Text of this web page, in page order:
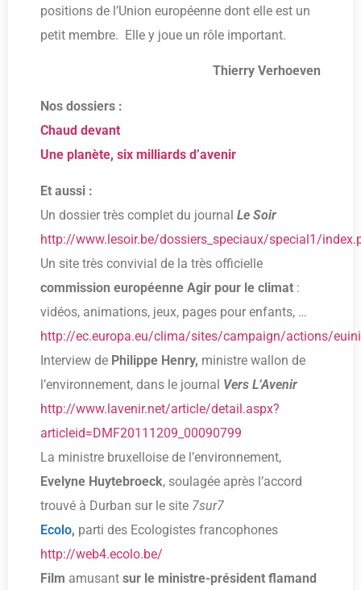
positions de l’Union européenne dont elle est un
petit membre. Elle y joue un rôle important.
Thierry Verhoeven
Nos dossiers :
Chaud devant
Une planète, six milliards d’avenir
Et aussi :
Un dossier très complet du journal Le Soir
http://www.lesoir.be/dossiers_speciaux/special1/
Un site très convivial de la très officielle
commission européenne Agir pour le climat :
vidéos, animations, jeux, pages pour enfants, …
http://ec.europa.eu/clima/sites/campaign/actions/
Interview de Philippe Henry, ministre wallon de
l’environnement, dans le journal Vers L’Avenir
http://www.lavenir.net/article/detail.aspx?
articleid=DMF20111209_00090799
La ministre bruxelloise de l’environnement,
Evelyne Huytebroeck, soulagée après l’accord
trouvé à Durban sur le site 7sur7
Ecolo, parti des Ecologistes francophones
http://web4.ecolo.be/
Film amusant sur le ministre-président flamand